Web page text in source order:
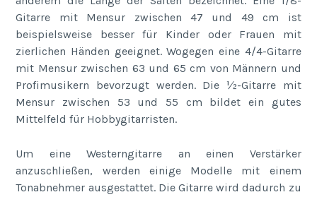
Gitarre mit Mensur zwischen 47 und 49 cm ist
beispielsweise besser für Kinder oder Frauen mit
zierlichen Händen geeignet. Wogegen eine 4/4-Gitarre
mit Mensur zwischen 63 und 65 cm von Männern und
Profimusikern bevorzugt werden. Die ½-Gitarre mit
Mensur zwischen 53 und 55 cm bildet ein gutes
Mittelfeld für Hobbygitarristen.
Um eine Westerngitarre an einen Verstärker
anzuschließen, werden einige Modelle mit einem
Tonabnehmer ausgestattet. Die Gitarre wird dadurch zu